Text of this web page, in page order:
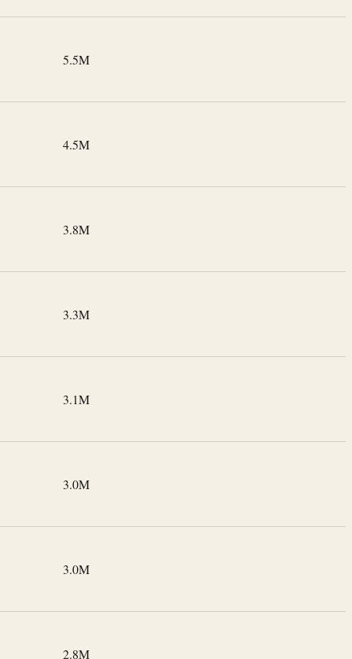
5.5M
4.5M
3.8M
3.3M
3.1M
3.0M
3.0M
2.8M